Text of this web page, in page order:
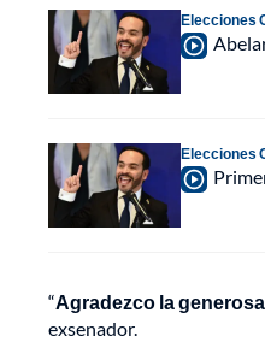
Elecciones
Elecciones
“Agradezco la generosa
exsenador.